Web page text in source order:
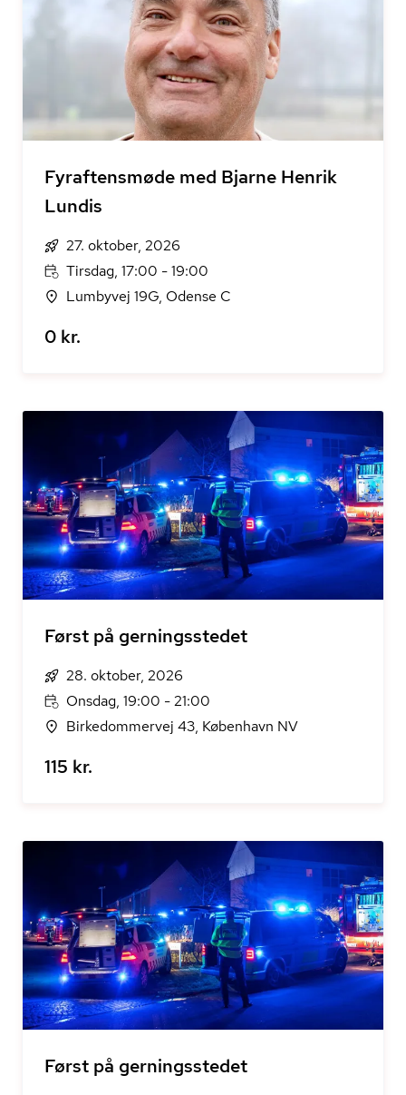
Fyraftensmøde med Bjarne Henrik
Lundis
27. oktober, 2026
Tirsdag, 17:00 - 19:00
Lumbyvej 19G, Odense C
0 kr.
Først på gerningsstedet
28. oktober, 2026
Onsdag, 19:00 - 21:00
Birkedommervej 43, København NV
115 kr.
Først på gerningsstedet